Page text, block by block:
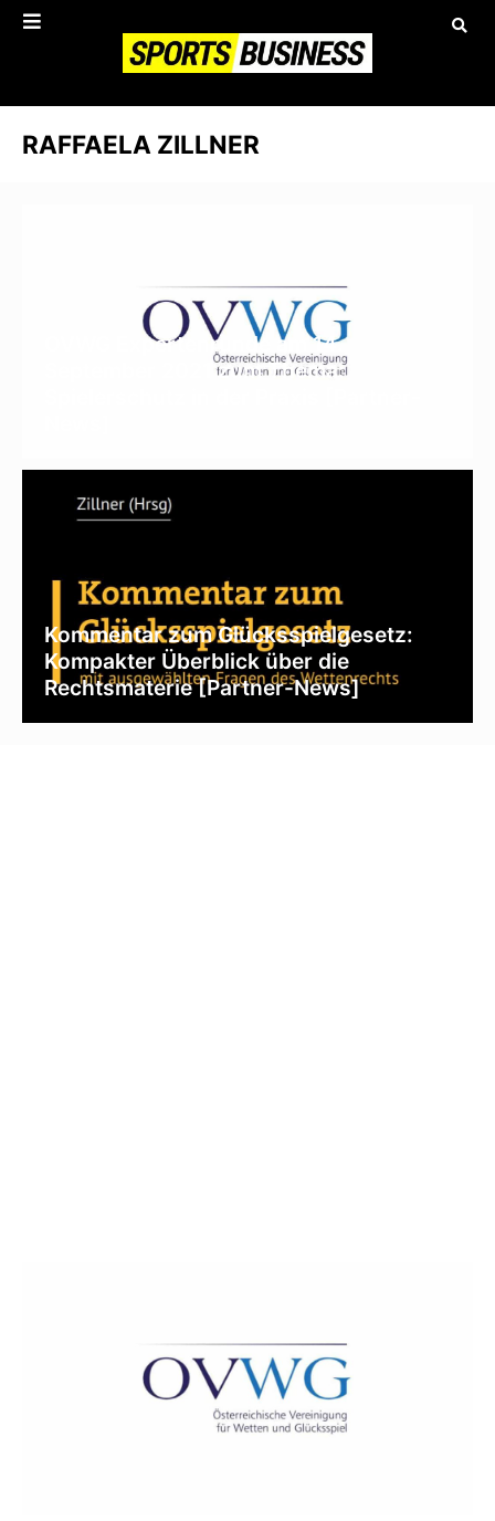
RAFFAELA ZILLNER
OVWG Expertenrunde am 14.
September 2021 zum Thema:
Kommentar zum Glücksspielgesetz:
Kompakter Überblick über die
Rechtsmaterie [Partner-News]